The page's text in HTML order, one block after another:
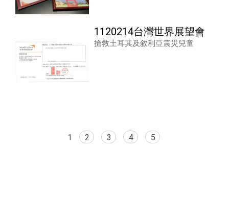
1120214台灣世界展望會
搶救土耳其及敘利亞震災兒童
1 2 3 4 5